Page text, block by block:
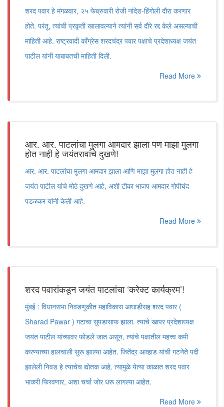
शरद पवार हे मंगळवार, २५ फेब्रुवारी रोजी नांदेड-हिंगोली दौरा करणार
होते. परंतू, त्यांची प्रकृती खालावल्याने त्यांनी सर्व दौरे रद्द केले असल्याची
माहिती आहे. राष्ट्रवादी काँग्रेस शरदचंद्र पवार पक्षाचे प्रदेशाध्यक्ष जयंत
पाटील यांनी याबाबतची माहिती दिली.
Read More
आर. आर. पाटलांचा मुलगा आमदार झाला पण माझा मुलगा
होत नाही हे जयंतरावांचे दुखणे!
आर. आर. पाटलांचा मुलगा आमदार झाला आणि माझा मुलगा होत नाही हे
जयंत पाटील यांचे मोठे दुखणे आहे, अशी टीका भाजप आमदार गोपीचंद
पडळकर यांनी केली आहे.
Read More
शरद पवारांकडून जयंत पाटलांचा ‘करेक्ट कार्यक्रम’!
मुंबई : विधानसभा निवडणुकीत महाविकास आघाडीसह शरद पवार (
Sharad Pawar ) गटाचा सुपडासाफ झाला. त्याचे खापर प्रदेशाध्यक्ष
जयंत पाटील यांच्यावर फोडले जात असून, त्यांचे पक्षातील महत्त्व कमी
करण्याच्या हालचाली सुरू झाल्या आहेत. जितेंद्र आव्हाड यांची गटनेते पदी
झालेली निवड हे त्याचेच द्योतक आहे. त्यामुळे येत्या काळात शरद पवार
भाकरी फिरवणार, अशा चर्चा जोर धरू लागल्या आहेत.
Read More